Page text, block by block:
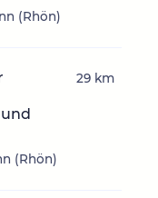
(Rhön)
(Rhön)
29 km